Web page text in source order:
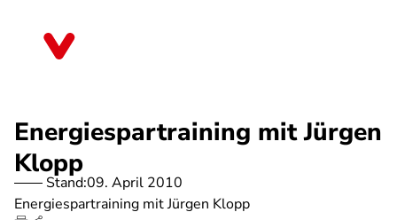
Energiespartraining mit Jürgen
Klopp
Stand:09. April 2010
Energiespartraining mit Jürgen Klopp